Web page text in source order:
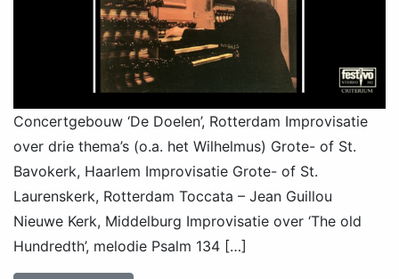
Concertgebouw ‘De Doelen’, Rotterdam Improvisatie
over drie thema’s (o.a. het Wilhelmus) Grote- of St.
Bavokerk, Haarlem Improvisatie Grote- of St.
Laurenskerk, Rotterdam Toccata – Jean Guillou
Nieuwe Kerk, Middelburg Improvisatie over ‘The old
Hundredth’, melodie Psalm 134 […]